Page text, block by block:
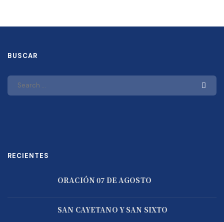
BUSCAR
RECIENTES
ORACIÓN 07 DE AGOSTO
SAN CAYETANO Y SAN SIXTO